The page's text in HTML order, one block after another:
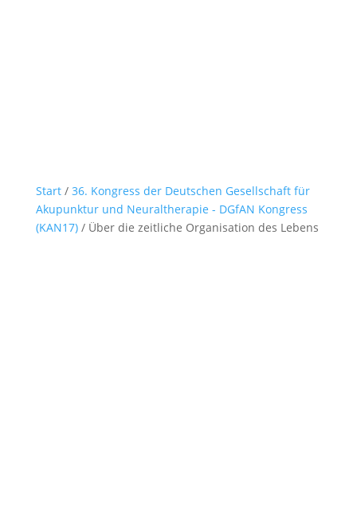
Start/ 36. Kongress der Deutschen Gesellschaft für
Akupunktur und Neuraltherapie - DGfAN Kongress
(KAN17)/ Über die zeitliche Organisation des Lebens